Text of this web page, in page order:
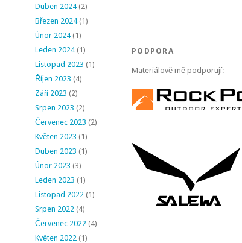
Duben 2024(2)
Březen 2024(1)
Únor 2024(1)
Leden 2024(1)
Listopad 2023 (1)
Říjen 2023 (4)
Září 2023 (2)
Srpen 2023 (2)
Červenec 2023 (2)
Květen 2023 (1)
Duben 2023 (1)
Únor 2023 (3)
Leden 2023 (1)
Listopad 2022(1)
Srpen 2022(4)
Červenec 2022(4)
Květen 2022(1)
PODPORA
Materiálově mě podporují: